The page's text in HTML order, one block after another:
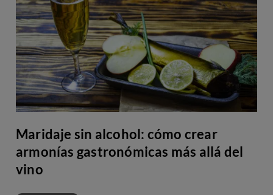
Maridaje sin alcohol: cómo crear
armonías gastronómicas más allá del
vino